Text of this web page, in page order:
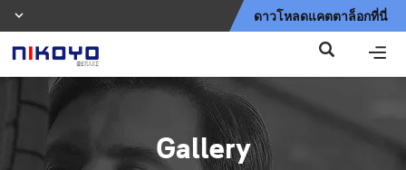
ดาวโหลดแคตตาล็อกที่นี่
Gallery